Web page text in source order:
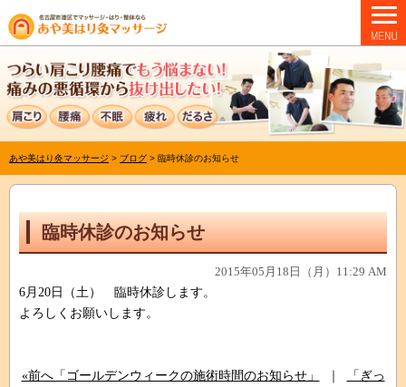
あや美はり灸マッサージ > ブログ > 臨時休診のお知らせ
臨時休診のお知らせ
2015年05月18日（月）11:29 AM
6月20日（土） 臨時休診します。
よろしくお願いします。
«前へ「ゴールデンウィークの施術時間のお知らせ」
「ぎっ